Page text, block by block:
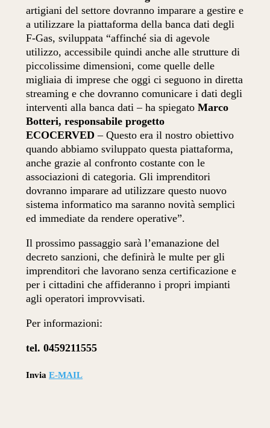
artigiani del settore dovranno imparare a gestire e
a utilizzare la piattaforma della banca dati degli
F-Gas, sviluppata “affinché sia di agevole
utilizzo, accessibile quindi anche alle strutture di
piccolissime dimensioni, come quelle delle
migliaia di imprese che oggi ci seguono in diretta
streaming e che dovranno comunicare i dati degli
interventi alla banca dati – ha spiegatoMarco
Botteri, responsabile progetto
ECOCERVED– Questo era il nostro obiettivo
quando abbiamo sviluppato questa piattaforma,
anche grazie al confronto costante con le
associazioni di categoria. Gli imprenditori
dovranno imparare ad utilizzare questo nuovo
sistema informatico ma saranno novità semplici
ed immediate da rendere operative”.
Il prossimo passaggio sarà l’emanazione del
decreto sanzioni, che definirà le multe per gli
imprenditori che lavorano senza certificazione e
per i cittadini che affideranno i propri impianti
agli operatori improvvisati.
Per informazioni:
tel. 0459211555
InviaE-MAIL